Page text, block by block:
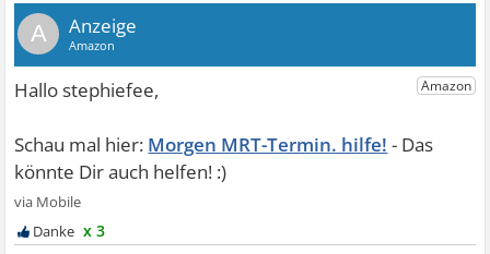
A
Morgen MRT-Termin. hilfe!
x 3